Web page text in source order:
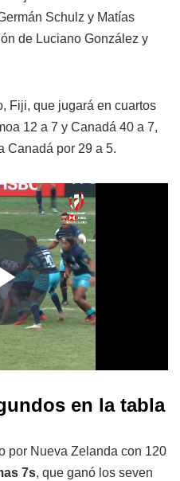
Schulz y Matías
de Luciano González y
Fiji, que jugará en cuartos
12 a 7 y Canadá 40 a 7,
Canadá por 29 a 5.
en la tabla
por Nueva Zelanda con 120
7s, que ganó los seven